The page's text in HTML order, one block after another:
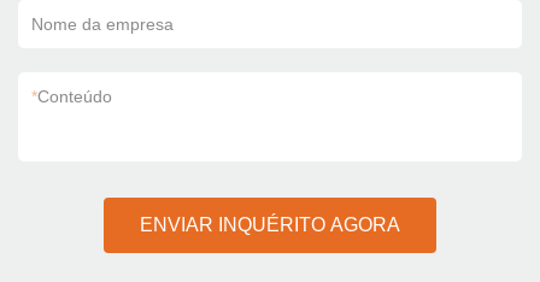
Nome da empresa
*Conteúdo
ENVIAR INQUÉRITO AGORA